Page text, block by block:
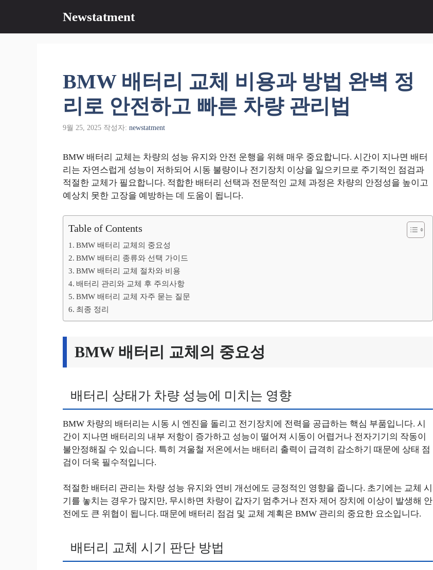
츠
Newstatment
BMW 배터리 교체 비용과 방법 완벽 정
리로 안전하고 빠른 차량 관리법
9월 25, 2025 작성자: newstatment
BMW 배터리 교체는 차량의 성능 유지와 안전 운행을 위해 매우 중요합니다. 시간이 지나면 배터
리는 자연스럽게 성능이 저하되어 시동 불량이나 전기장치 이상을 일으키므로 주기적인 점검과
적절한 교체가 필요합니다. 적합한 배터리 선택과 전문적인 교체 과정은 차량의 안정성을 높이고
예상치 못한 고장을 예방하는 데 도움이 됩니다.
Table of Contents
BMW 배터리 교체의 중요성
BMW 배터리 종류와 선택 가이드
BMW 배터리 교체 절차와 비용
배터리 관리와 교체 후 주의사항
BMW 배터리 교체 자주 묻는 질문
최종 정리
BMW 배터리 교체의 중요성
배터리 상태가 차량 성능에 미치는 영향
BMW 차량의 배터리는 시동 시 엔진을 돌리고 전기장치에 전력을 공급하는 핵심 부품입니다. 시
간이 지나면 배터리의 내부 저항이 증가하고 성능이 떨어져 시동이 어렵거나 전자기기의 작동이
불안정해질 수 있습니다. 특히 겨울철 저온에서는 배터리 출력이 급격히 감소하기 때문에 상태 점
검이 더욱 필수적입니다.
적절한 배터리 관리는 차량 성능 유지와 연비 개선에도 긍정적인 영향을 줍니다. 초기에는 교체 시
기를 놓치는 경우가 많지만, 무시하면 차량이 갑자기 멈추거나 전자 제어 장치에 이상이 발생해 안
전에도 큰 위협이 됩니다. 때문에 배터리 점검 및 교체 계획은 BMW 관리의 중요한 요소입니다.
배터리 교체 시기 판단 방법